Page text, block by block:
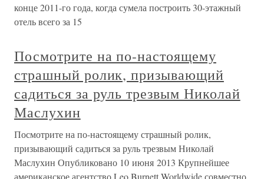
конце 2011-го года, когда сумела построить 30-этажный
отель всего за 15
Посмотрите на по-настоящему
страшный ролик, призывающий
садиться за руль трезвым Николай
Маслухин
Посмотрите на по-настоящему страшный ролик,
призывающий садиться за руль трезвым Николай
Маслухин Опубликовано 10 июня 2013 Крупнейшее
американское агентство Leo Burnett Worldwide совместно